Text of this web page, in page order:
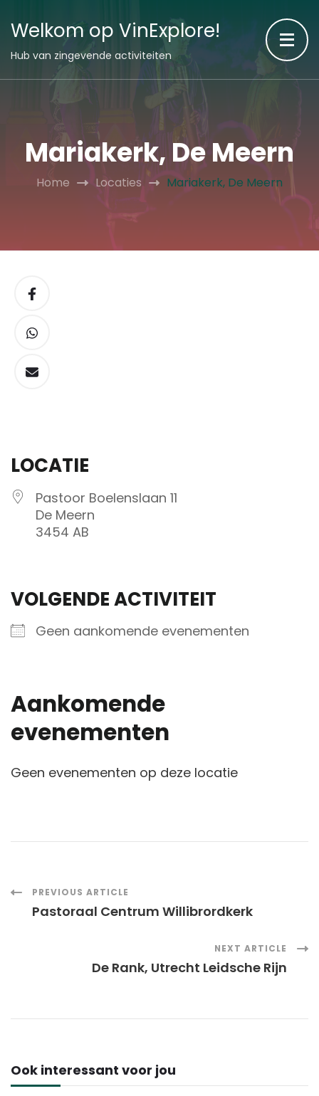
Welkom op VinExplore!
Hub van zingevende activiteiten
Mariakerk, De Meern
Home Locaties Mariakerk, De Meern
LOCATIE
Pastoor Boelenslaan 11
De Meern
3454 AB
VOLGENDE ACTIVITEIT
Geen aankomende evenementen
Aankomende
evenementen
Geen evenementen op deze locatie
Post
PREVIOUS ARTICLE
Pastoraal Centrum Willibrordkerk
NEXT ARTICLE
De Rank, Utrecht Leidsche Rijn
Ook interessant voor jou